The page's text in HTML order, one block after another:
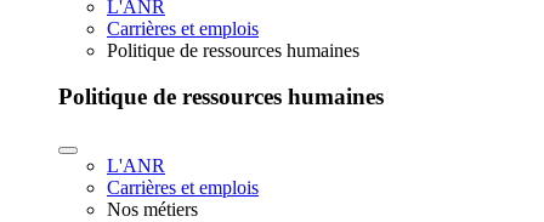
L'ANR
Carrières et emplois
Politique de ressources humaines
Politique de ressources humaines
L'ANR
Carrières et emplois
Nos métiers